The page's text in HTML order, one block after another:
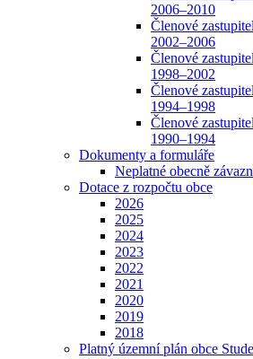
2006–2010
Členové
2002–2006
Členové
1998–2002
Členové
1994–1998
Členové
1990–1994
Dokumenty a formuláře
Neplatné obecně
Dotace z rozpočtu obce
2026
2025
2024
2023
2022
2021
2020
2019
2018
Platný územní plán obce